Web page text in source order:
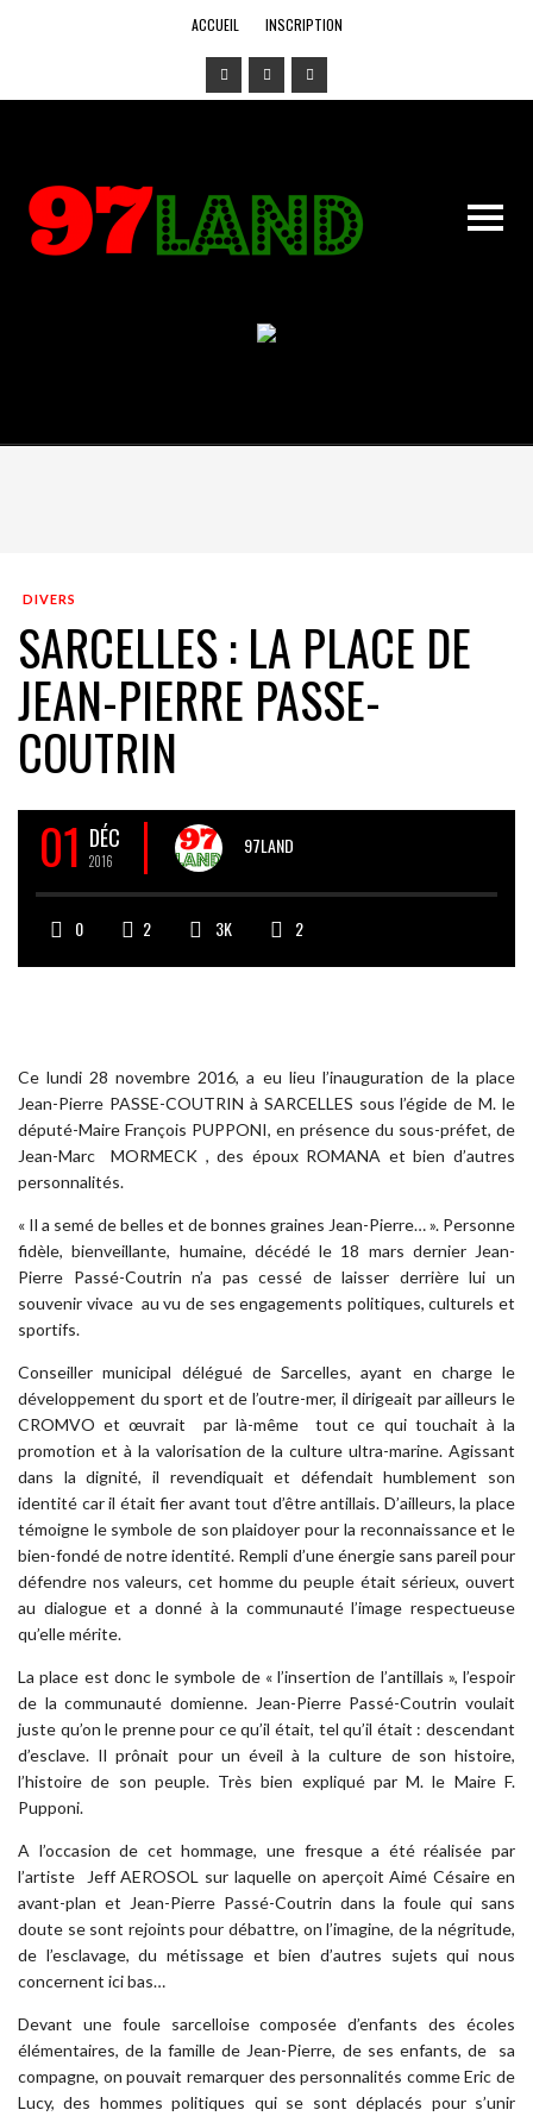
ACCUEIL INSCRIPTION
DIVERS
SARCELLES : LA PLACE DE
JEAN-PIERRE PASSE-
COUTRIN
01 DÉC
2016
97LAND
0 2 3K 2
Ce lundi 28 novembre 2016, a eu lieu l’inauguration de la place
Jean-Pierre PASSE-COUTRIN à SARCELLES sous l’égide de M. le
député-Maire François PUPPONI, en présence du sous-préfet, de
Jean-Marc MORMECK , des époux ROMANA et bien d’autres
personnalités.
« Il a semé de belles et de bonnes graines Jean-Pierre… ». Personne
fidèle, bienveillante, humaine, décédé le 18 mars dernier Jean-
Pierre Passé-Coutrin n’a pas cessé de laisser derrière lui un
souvenir vivace au vu de ses engagements politiques, culturels et
sportifs.
Conseiller municipal délégué de Sarcelles, ayant en charge le
développement du sport et de l’outre-mer, il dirigeait par ailleurs le
CROMVO et œuvrait par là-même tout ce qui touchait à la
promotion et à la valorisation de la culture ultra-marine. Agissant
dans la dignité, il revendiquait et défendait humblement son
identité car il était fier avant tout d’être antillais. D’ailleurs, la place
témoigne le symbole de son plaidoyer pour la reconnaissance et le
bien-fondé de notre identité. Rempli d’une énergie sans pareil pour
défendre nos valeurs, cet homme du peuple était sérieux, ouvert
au dialogue et a donné à la communauté l’image respectueuse
qu’elle mérite.
La place est donc le symbole de « l’insertion de l’antillais », l’espoir
de la communauté domienne. Jean-Pierre Passé-Coutrin voulait
juste qu’on le prenne pour ce qu’il était, tel qu’il était : descendant
d’esclave. Il prônait pour un éveil à la culture de son histoire,
l’histoire de son peuple. Très bien expliqué par M. le Maire F.
Pupponi.
A l’occasion de cet hommage, une fresque a été réalisée par
l’artiste Jeff AEROSOL sur laquelle on aperçoit Aimé Césaire en
avant-plan et Jean-Pierre Passé-Coutrin dans la foule qui sans
doute se sont rejoints pour débattre, on l’imagine, de la négritude,
de l’esclavage, du métissage et bien d’autres sujets qui nous
concernent ici bas…
Devant une foule sarcelloise composée d’enfants des écoles
élémentaires, de la famille de Jean-Pierre, de ses enfants, de sa
compagne, on pouvait remarquer des personnalités comme Eric de
Lucy, des hommes politiques qui se sont déplacés pour s’unir